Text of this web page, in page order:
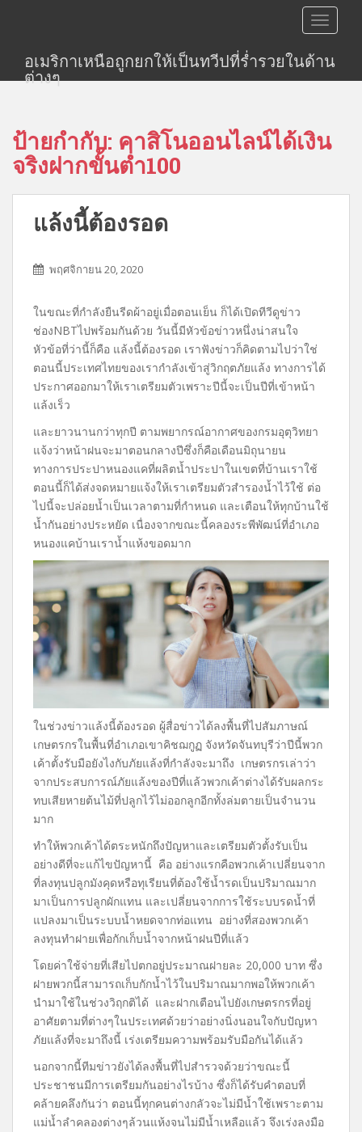
t
อเมริกาเหนือถูกยกให้เป็นทวีปที่ร่ำรวยในด้าน
ต่างๆ
ป้ายกำกับ: คาสิโนออนไลน์ได้เงิน
จริงฝากขั้นต่ำ100
แล้งนี้ต้องรอด
พฤศจิกายน 20, 2020
ในขณะที่กำลังยืนรีดผ้าอยู่เมื่อตอนเย็น ก็ได้เปิดทีวีดูข่าว
ช่องNBTไปพร้อมกันด้วย วันนี้มีหัวข้อข่าวหนึ่งน่าสนใจ
หัวข้อที่ว่านี้ก็คือ แล้งนี้ต้องรอด เราฟังข่าวก็คิดตามไปว่าใช่
ตอนนี้ประเทศไทยของเรากำลังเข้าสู่วิกฤตภัยแล้ง ทางการได้
ประกาศออกมาให้เราเตรียมตัวเพราะปีนี้จะเป็นปีที่เข้าหน้า
แล้งเร็ว
และยาวนานกว่าทุกปี ตามพยากรณ์อากาศของกรมอุตุวิทยา
แจ้งว่าหน้าฝนจะมาตอนกลางปีซึ่งก็คือเดือนมิถุนายน
ทางการประปาหนองแคที่ผลิตน้ำประปาในเขตที่บ้านเราใช้
ตอนนี้ก็ได้ส่งจดหมายแจ้งให้เราเตรียมตัวสำรองน้ำไว้ใช้ ต่อ
ไปนี้จะปล่อยน้ำเป็นเวลาตามที่กำหนด และเตือนให้ทุกบ้านใช้
น้ำกันอย่างประหยัด เนื่องจากขณะนี้คลองระพีพัฒน์ที่อำเภอ
หนองแคบ้านเราน้ำแห้งขอดมาก
ในช่วงข่าวแล้งนี้ต้องรอด ผู้สื่อข่าวได้ลงพื้นที่ไปสัมภาษณ์
เกษตรกรในพื้นที่อำเภอเขาคิชฌกูฏ จังหวัดจันทบุรีว่าปีนี้พวก
เค้าตั้งรับมือยังไงกับภัยแล้งที่กำลังจะมาถึง เกษตรกรเล่าว่า
จากประสบการณ์ภัยแล้งของปีที่แล้วพวกเค้าต่างได้รับผลกระ
ทบเสียหายต้นไม้ที่ปลูกไว้ไม่ออกลูกอีกทั้งล่มตายเป็นจำนวน
มาก
ทำให้พวกเค้าได้ตระหนักถึงปัญหาและเตรียมตัวตั้งรับเป็น
อย่างดีที่จะแก้ไขปัญหานี้ คือ อย่างแรกคือพวกเค้าเปลี่ยนจาก
ที่ลงทุนปลูกมังคุดหรือทุเรียนที่ต้องใช้น้ำรดเป็นปริมาณมาก
มาเป็นการปลูกผักแทน และเปลี่ยนจากการใช้ระบบรดน้ำที่
แปลงมาเป็นระบบน้ำหยดจากท่อแทน อย่างที่สองพวกเค้า
ลงทุนทำฝายเพื่อกักเก็บน้ำจากหน้าฝนปีที่แล้ว
โดยค่าใช้จ่ายที่เสียไปตกอยู่ประมาณฝายละ 20,000 บาท ซึ่ง
ฝายพวกนี้สามารถเก็บกักน้ำไว้ในปริมาณมากพอให้พวกเค้า
นำมาใช้ในช่วงวิฤกติได้ และฝากเตือนไปยังเกษตรกรที่อยู่
อาศัยตามที่ต่างๆในประเทศด้วยว่าอย่างนิ่งนอนใจกับปัญหา
ภัยแล้งที่จะมาถึงนี้ เร่งเตรียมความพร้อมรับมือกันได้แล้ว
นอกจากนี้ทีมข่าวยังได้ลงพื้นที่ไปสำรวจด้วยว่าขณะนี้
ประชาชนมีการเตรียมกันอย่างไรบ้าง ซึ่งก็ได้รับคำตอบที่
คล้ายคลึงกันว่า ตอนนี้ทุกคนต่างกลัวจะไม่มีน้ำใช้เพราะตาม
แม่น้ำลำคลองต่างๆล้วนแห้งจนไม่มีน้ำเหลือแล้ว จึงเร่งลงมือ